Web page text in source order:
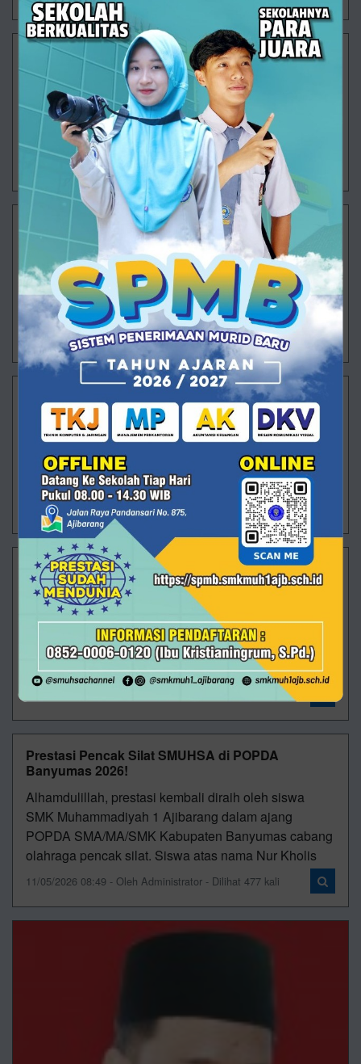
Saat Sekolah Mengajarkan Arti Sebuah Tabungan
SMK Muhammadiyah 1 Ajibarang terus menghadirkan
berbagai program yang tidak hanya berfokus pada
pencapaian akademik, tetapi juga membentuk
karakter dan kecakapan hidup peserta didik. Sa
30/07/2026 08:17 - Oleh Administrator - Dilihat 102 kali
Langkah Besar Dimulai
Ajibarang – Semangat baru mengawali aktivitas
pembelajaran di SMK Muhammadiyah 1 Ajibarang
pada Senin (20/7/2026). Untuk pertama kalinya
setelah rangkaian Masa Pengenalan Lingkung
29/07/2026 13:38 - Oleh Administrator - Dilihat 97 kali
Langkah Pertama ARVISTAR Menuju Masa Depan
Ajibarang – Pagi itu halaman SMK Muhammadiyah 1
Ajibarang dipenuhi wajah-wajah baru yang datang
dengan berbagai perasaan. Ada yang masih
menggenggam erat tangan orang tua, ada yan
29/07/2026 13:26 - Oleh Administrator - Dilihat 108 kali
Membanggakan! Rizki Saputra Raih Juara 2 O2SN
Tingkat Provinsi
Alhamdulillah, prestasi kembali ditorehkan oleh
peserta didik SMK Muhammadiyah 1 Ajibarang. Rizki
Saputra, siswa kelas XII TKJ 2, berhasil meraih Juara
2 Olimpiade Ola
Prestasi Pencak Silat SMUHSA di POPDA
Banyumas 2026!
Alhamdulillah, prestasi kembali diraih oleh siswa
SMK Muhammadiyah 1 Ajibarang dalam ajang
POPDA SMA/MA/SMK Kabupaten Banyumas cabang
olahraga pencak silat. Siswa atas nama Nur Kholis
11/05/2026 08:49 - Oleh Administrator - Dilihat 477 kali